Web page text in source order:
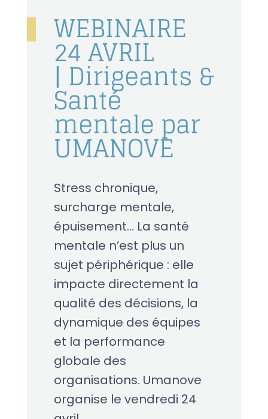
WEBINAIRE
24 AVRIL
| Dirigeants &
Santé
mentale par
UMANOVE
Stress chronique,
surcharge mentale,
épuisement… La santé
mentale n’est plus un
sujet périphérique : elle
impacte directement la
qualité des décisions, la
dynamique des équipes
et la performance
globale des
organisations. Umanove
organise le vendredi 24